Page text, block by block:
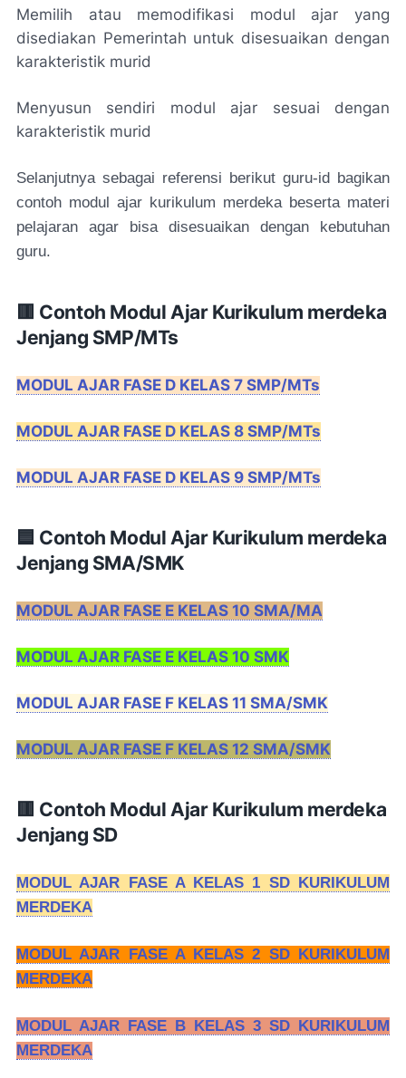
Memilih atau memodifikasi modul ajar yang
disediakan Pemerintah untuk disesuaikan dengan
karakteristik murid
Menyusun sendiri modul ajar sesuai dengan
karakteristik murid
Selanjutnya sebagai referensi berikut guru-id bagikan
contoh modul ajar kurikulum merdeka beserta materi
pelajaran agar bisa disesuaikan dengan kebutuhan
guru.
🟥 Contoh Modul Ajar Kurikulum merdeka
Jenjang SMP/MTs
MODUL AJAR FASE D KELAS 7 SMP/MTs
MODUL AJAR FASE D KELAS 8 SMP/MTs
MODUL AJAR FASE D KELAS 9 SMP/MTs
🟦 Contoh Modul Ajar Kurikulum merdeka
Jenjang SMA/SMK
MODUL AJAR FASE E KELAS 10 SMA/MA
MODUL AJAR FASE E KELAS 10 SMK
MODUL AJAR FASE F KELAS 11 SMA/SMK
MODUL AJAR FASE F KELAS 12 SMA/SMK
🟥 Contoh Modul Ajar Kurikulum merdeka
Jenjang SD
MODUL AJAR FASE A KELAS 1 SD KURIKULUM
MERDEKA
MODUL AJAR FASE A KELAS 2 SD KURIKULUM
MERDEKA
MODUL AJAR FASE B KELAS 3 SD KURIKULUM
MERDEKA